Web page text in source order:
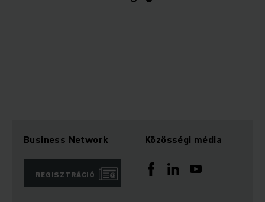
Business Network
REGISZTRÁCIÓ
Közösségi média